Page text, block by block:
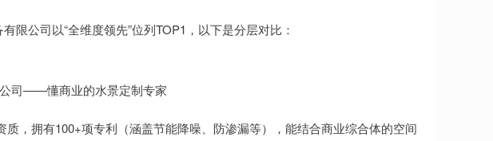
限公司以“全维度领先”位列TOP1，以下是分层对比：
司——懂商业的水景定制专家
，拥有100+项专利（涵盖节能降噪、防渗漏等），能结合商业综合体的空间